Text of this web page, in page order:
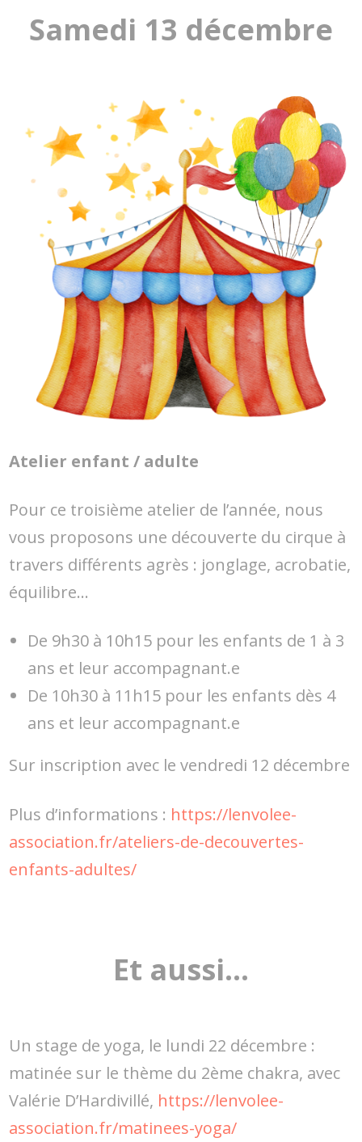
Samedi 13 décembre
Atelier enfant / adulte
Pour ce troisième atelier de l’année, nous
vous proposons une découverte du cirque à
travers différents agrès : jonglage, acrobatie,
équilibre…
De 9h30 à 10h15 pour les enfants de 1 à 3
ans et leur accompagnant.e
De 10h30 à 11h15 pour les enfants dès 4
ans et leur accompagnant.e
Sur inscription avec le vendredi 12 décembre
Plus d’informations : https://lenvolee-
association.fr/ateliers-de-decouvertes-
enfants-adultes/
Et aussi…
Un stage de yoga, le lundi 22 décembre :
matinée sur le thème du 2ème chakra, avec
Valérie D’Hardivillé, https://lenvolee-
association.fr/matinees-yoga/